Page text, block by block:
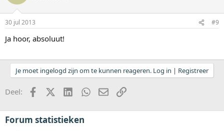
30 jul 2013 #9
Ja hoor, absoluut!
Je moet ingelogd zijn om te kunnen reageren. Log in | Registreer
Deel: FacebookX (Twitter)LinkedInWhatsApp
E-mailkoppeling
Forum statistieken